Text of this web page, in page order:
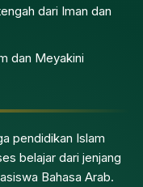
dari Iman dan
dan Meyakini
pendidikan Islam
belajar dari jenjang
Bahasa Arab.